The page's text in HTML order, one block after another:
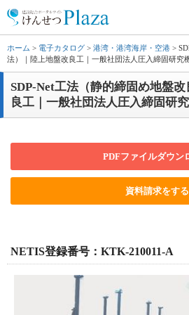
ホーム > 電子カタログ > 港湾・港湾海岸・空港 >
法）｜陸上地盤改良工｜一般社団法人圧入締固研究
SDP-Net工法（静的締固め地盤
良工｜一般社団法人圧入締固研
PDFファイルダウン
資料請求をする
NETIS登録番号：KTK-210011-A